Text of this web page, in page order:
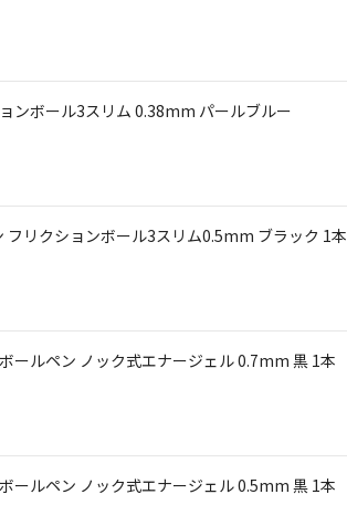
ンボール3スリム 0.38mm パールブルー
フリクションボール3スリム0.5mm ブラック 1本
ールペン ノック式エナージェル 0.7mm 黒 1本
ールペン ノック式エナージェル 0.5mm 黒 1本